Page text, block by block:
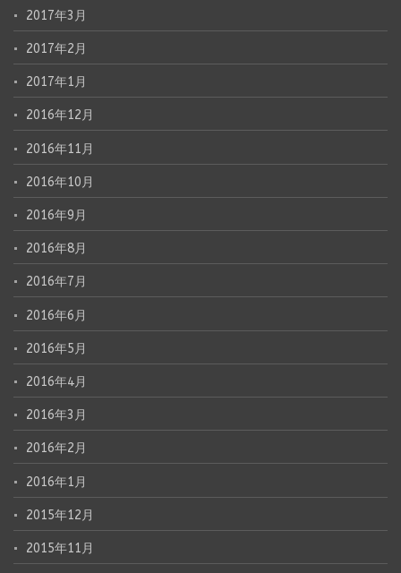
2017年3月
2017年2月
2017年1月
2016年12月
2016年11月
2016年10月
2016年9月
2016年8月
2016年7月
2016年6月
2016年5月
2016年4月
2016年3月
2016年2月
2016年1月
2015年12月
2015年11月